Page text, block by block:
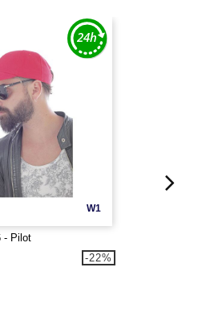
W1
- Pilot
-22%